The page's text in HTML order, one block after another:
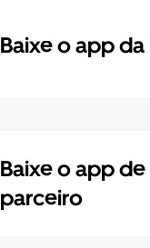
Baixe o app
Baixe o app de
parceiro